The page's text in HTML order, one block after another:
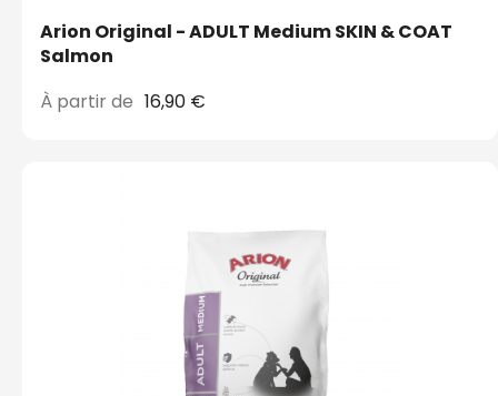
Arion Original - ADULT Medium SKIN & COAT
Salmon
À partir de 16,90 €